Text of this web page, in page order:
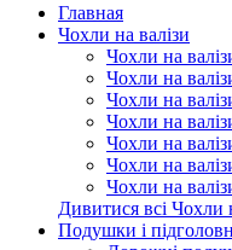
Главная
Чохли на валізи
Чохли на
Чохли на
Чохли на
Чохли на
Чохли на
Чохли на
Чохли на
Дивитися всі Чохли
Подушки і